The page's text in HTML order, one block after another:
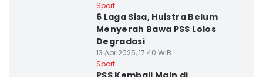
Sport
6 Laga Sisa, Huistra Belum
Menyerah Bawa PSS Lolos
Degradasi
13 Apr 2025, 17:40 WIB
Sport